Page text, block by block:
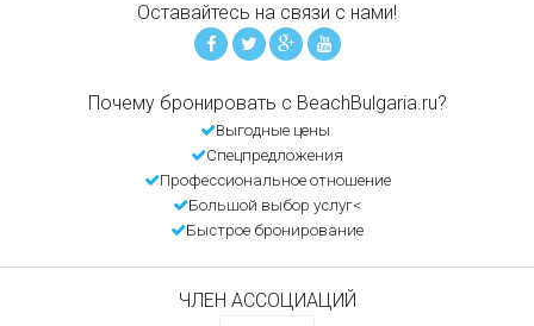
Оставайтесь на связи с нами!
Почему бронировать с BeachBulgaria.ru?
Выгодные цены
Спецпредложения
Профессиональное отношение
Большой выбор услуг<
Быстрое бронирование
ЧЛЕН АССОЦИАЦИЙ